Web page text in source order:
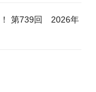
！ 第739回 2026年